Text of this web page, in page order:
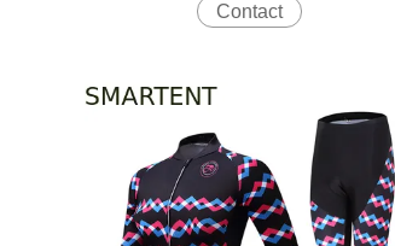
Contact